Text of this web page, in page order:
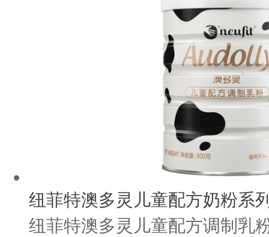
纽菲特澳多灵儿童配方奶粉系
纽菲特澳多灵儿童配方调制乳